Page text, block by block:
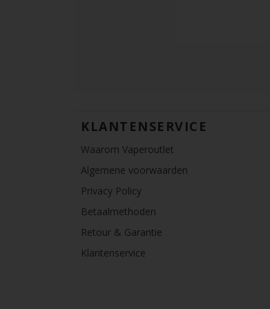
KLANTENSERVICE
Waarom Vaperoutlet
Algemene voorwaarden
Privacy Policy
Betaalmethoden
Retour & Garantie
Klantenservice